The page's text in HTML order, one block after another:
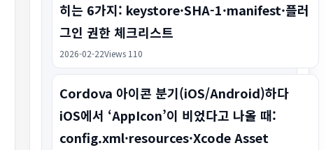
히는 6가지: keystore·SHA-1·manifest·플러
그인 권한 체크리스트
2026-02-22Views 110
Cordova 아이콘 분기(iOS/Android)하다
iOS에서 ‘AppIcon’이 비었다고 나올 때:
config.xml·resources·Xcode Asset